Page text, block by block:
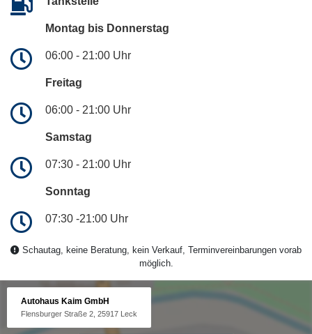
Montag bis Donnerstag
06:00 - 21:00 Uhr
Freitag
06:00 - 21:00 Uhr
Samstag
07:30 - 21:00 Uhr
Sonntag
07:30 -21:00 Uhr
Schautag, keine Beratung, kein Verkauf, Terminvereinbarungen vorab
möglich.
Autohaus Kaim GmbH
Flensburger Straße 2, 25917 Leck